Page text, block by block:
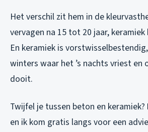
Het verschil zit hem in de
vervagen na 15 tot 20 jaar,
En keramiek is
winters waar het ’s nachts vriest en
dooit.
Twijfel je tussen beton en keramiek?
en ik kom gratis langs voor een